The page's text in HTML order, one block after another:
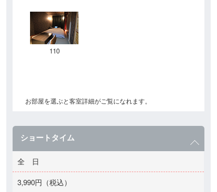
110
お部屋を選ぶと客室詳細がご覧になれます。
ショートタイム
全 日
3,990円（税込）